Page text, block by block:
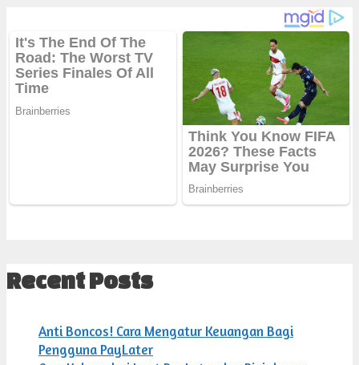
Recent Posts
Anti Boncos! Cara Mengatur Keuangan Bagi
Pengguna PayLater